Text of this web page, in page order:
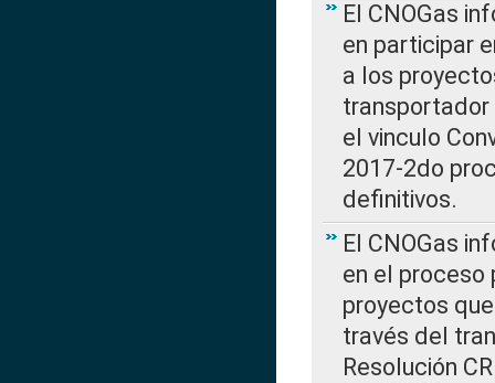
El CNOGas
en participar
a los
transportador
el vinculo
2017-2do
definitivos.
El CNOGas
en el proceso
proyectos
través del
Resolución